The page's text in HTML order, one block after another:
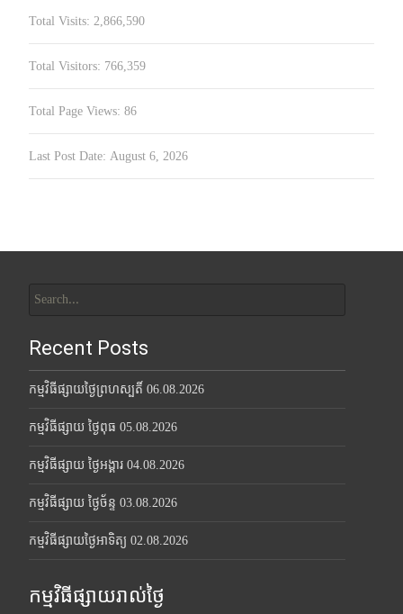
Total Visits: 2,866,590
Total Visitors: 766,359
Total Page Views: 86
Last Post Date: August 6, 2026
for:
Recent Posts
កម្មវិធីផ្សាយថ្ងៃព្រហស្បតិ៍ 06.08.2026
កម្មវិធីផ្សាយ ថ្ងៃពុធ 05.08.2026
កម្មវិធីផ្សាយ ថ្ងៃអង្គារ 04.08.2026
កម្មវិធីផ្សាយ ថ្ងៃច័ន្ទ 03.08.2026
កម្មវិធីផ្សាយថ្ងៃអាទិត្យ 02.08.2026
កម្មវិធីផ្សាយរាល់ថ្ងៃ